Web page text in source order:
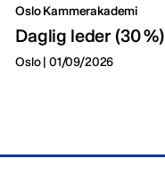
Oslo Kammerakademi
Daglig leder (30 %)
Oslo | 01/09/2026